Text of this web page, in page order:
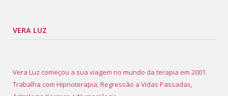
VERA LUZ
Vera Luz começou a sua viagem no mundo da terapia em 2001.
Trabalha com Hipnoterapia; Regressão a Vidas Passadas,